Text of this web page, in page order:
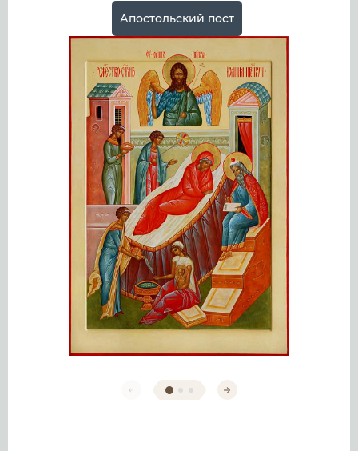
Апостольский пост